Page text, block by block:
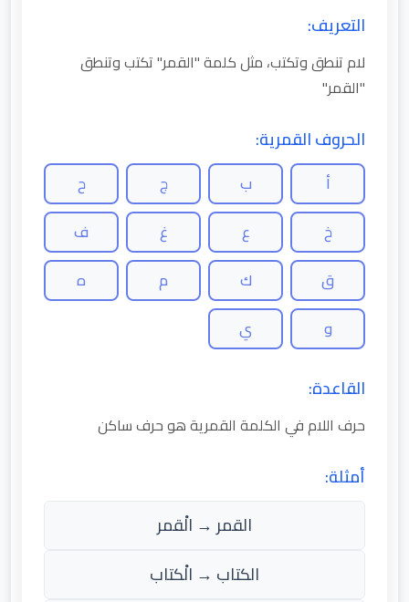
التعريف:
لام تنطق وتكتب، مثل كلمة "القمر" تكتب وتنطق
"القمر"
الحروف القمرية:
أ ب ج
ح
خ
ع غ
ف
ق
ك م
ه
و
ي
القاعدة:
حرف اللام في الكلمة القمرية هو حرف ساكن
أمثلة:
القمر → الْقمر
الكتاب → الْكتاب